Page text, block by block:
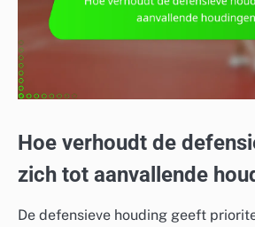
Hoe verhoudt de
zich tot aanvallende
De defensieve houding geeft